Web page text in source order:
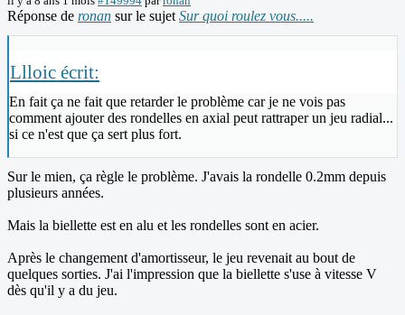
Réponse de ronan sur le sujet Sur quoi roulez vous.....
Llloic écrit:
En fait ça ne fait que retarder le problème car je ne vois pas
comment ajouter des rondelles en axial peut rattraper un jeu radial...
si ce n'est que ça sert plus fort.
Sur le mien, ça règle le problème. J'avais la rondelle 0.2mm depuis
plusieurs années.
Mais la biellette est en alu et les rondelles sont en acier.
Après le changement d'amortisseur, le jeu revenait au bout de
quelques sorties. J'ai l'impression que la biellette s'use à vitesse V
dès qu'il y a du jeu.